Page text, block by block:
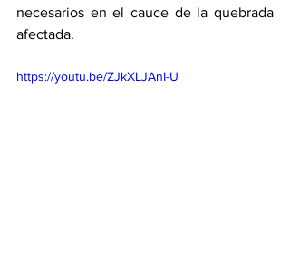
necesarios en el cauce de la quebrada
afectada.
https://youtu.be/ZJkXLJAnI-U